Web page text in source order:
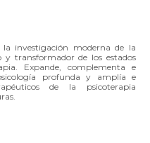
la investigación moderna de la
transformador de los estados
Expande, complementa e
profunda y amplía e
de la psicoterapia